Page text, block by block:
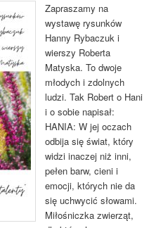
Zapraszamy na
wystawę rysunków
Hanny Rybaczuk i
wierszy Roberta
Matyska. To dwoje
młodych i zdolnych
ludzi. Tak Robert o Hani
i o sobie napisał:
HANIA: W jej oczach
odbija się świat, który
widzi inaczej niż inni,
pełen barw, cieni i
emocji, których nie da
się uchwycić słowami.
Miłośniczka zwierząt,